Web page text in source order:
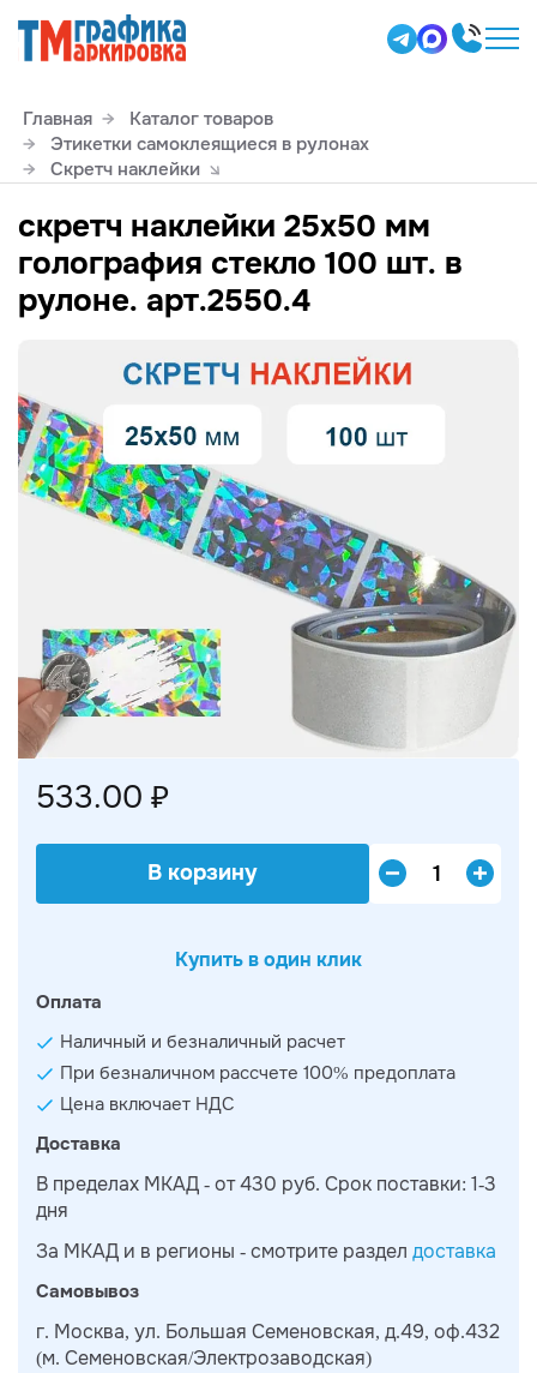
Главная
Каталог товаров
Этикетки самоклеящиеся в рулонах
Скретч наклейки
скретч наклейки 25х50 мм
голография стекло 100 шт. в
рулоне. арт.2550.4
533.00 ₽
В корзину
Купить в один клик
Оплата
Наличный и безналичный расчет
При безналичном рассчете 100% предоплата
Цена включает НДС
Доставка
В пределах МКАД - от 430 руб. Срок поставки: 1-3
дня
За МКАД и в регионы - смотрите раздел доставка
Самовывоз
г. Москва, ул. Большая Семеновская, д.49, оф.432
(м. Семеновская/Электрозаводская)